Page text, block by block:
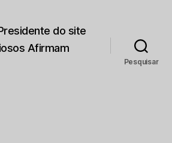
do site
Afirmam
Pesquisar